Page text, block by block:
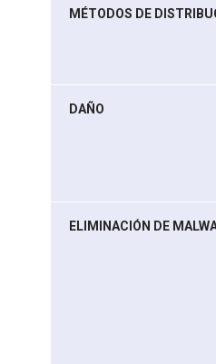
MÉTODOS DE
DAÑO
ELIMINACIÓN DE